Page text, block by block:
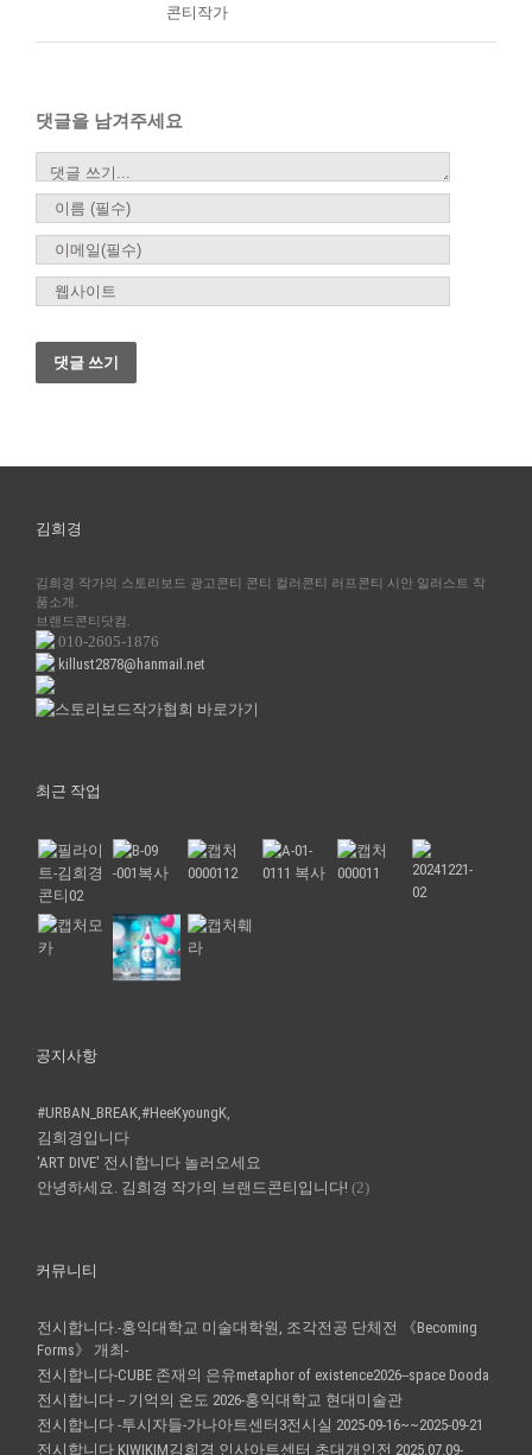
콘티작가
댓글을 남겨주세요
글
김희경
김희경 작가의 스토리보드 광고콘티 콘티 컬러콘티 러프콘티 시안 일러스트 작
품소개.
브랜드콘티닷컴.
010-2605-1876
killust2878@hanmail.net
최근 작업
공지사항
#URBAN_BREAK,#HeeKyoungK,
김희경입니다
'ART DIVE' 전시합니다 놀러오세요
안녕하세요. 김희경 작가의 브랜드콘티입니다! (2)
커뮤니티
전시합니다.-홍익대학교 미술대학원, 조각전공 단체전 《Becoming
Forms》 개최-
전시합니다-CUBE 존재의 은유metaphor of existence2026--space Dooda
전시합니다 -- 기억의 온도 2026-홍익대학교 현대미술관
전시합니다 -투시자들-가나아트센터3전시실 2025-09-16~~2025-09-21
전시합니다 KIWIKIM김희경 인사아트센터 초대개인전 2025.07.09-